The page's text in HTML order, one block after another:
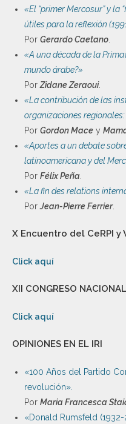
«El “primer Mercosur” y la
útiles para la reflexión
Por Gerardo Caetano
«A una década de la
mundo árabe?»
Por Zidane Zeraoui.
«La contribución de las
organizaciones
Por Gordon Mace y
«Aportes a un debate
latinoamericana y del
Por Félix Peña
«La fin des relations
PorJean-Pierre Ferrier.
X Encuentro del CeRPI y
Click aquí
XII CONGRESO
Click aquí
OPINIONES EN EL IRI
«100 Años del Partido
revolución».
Por Maria Francesca
«Donald Rumsfeld (1932-